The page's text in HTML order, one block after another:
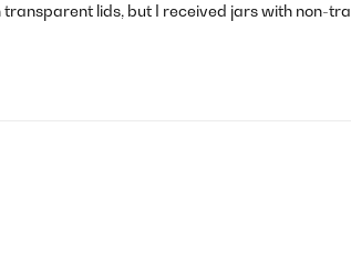
lids, but I received jars with non-